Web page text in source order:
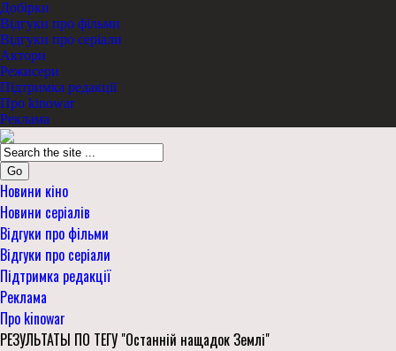
Добірки
Відгуки про фільми
Відгуки про серіали
Актори
Режисери
Підтримка редакції
Про kinowar
Реклама
Go
Новини кіно
Новини серіалів
Відгуки про фільми
Відгуки про серіали
Підтримка редакції
Реклама
Про kinowar
РЕЗУЛЬТАТЫ ПО ТЕГУ "Останній нащадок Землі"